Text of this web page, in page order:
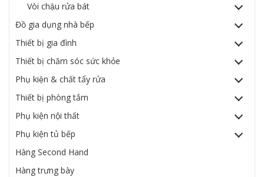
Vòi chậu rửa bát
Đồ gia dụng nhà bếp
Thiết bị gia đình
Thiết bị chăm sóc sức khỏe
Phụ kiện & chất tẩy rửa
Thiết bị phòng tắm
Phụ kiện nội thất
Phụ kiện tủ bếp
Hàng Second Hand
Hàng trưng bày